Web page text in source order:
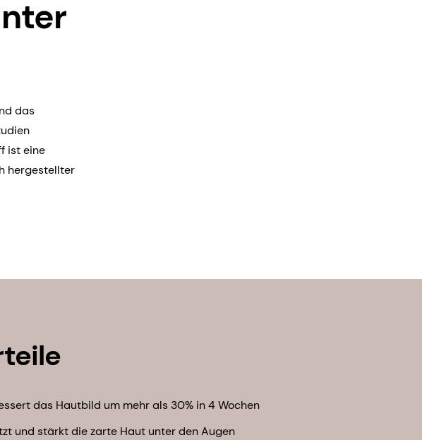
das
ist eine
hergestellter
das Hautbild um mehr als 30% in 4 Wochen
und stärkt die zarte Haut unter den Augen